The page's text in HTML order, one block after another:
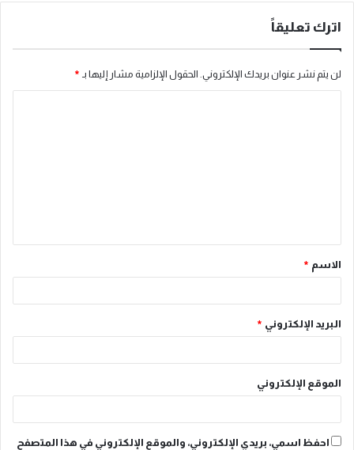
اترك تعليقاً
لن يتم نشر عنوان بريدك الإلكتروني. الحقول الإلزامية مشار إليها بـ *
ق
*
الاسم *
البريد الإلكتروني *
الموقع الإلكتروني
احفظ اسمي، بريدي الإلكتروني، والموقع الإلكتروني في هذا المتصفح